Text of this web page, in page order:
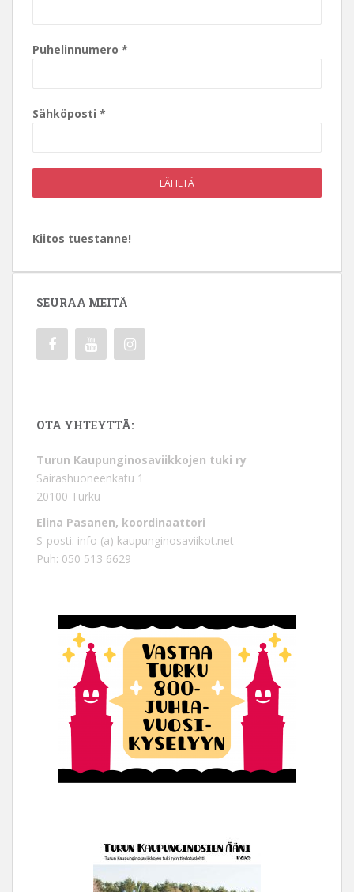
Puhelinnumero *
Sähköposti *
LÄHETÄ
Kiitos tuestanne!
SEURAA MEITÄ
OTA YHTEYTTÄ:
Turun Kaupunginosaviikkojen tuki ry
Sairashuoneenkatu 1
20100 Turku
Elina Pasanen, koordinaattori
S-posti: info (a) kaupunginosaviikot.net
Puh: 050 513 6629